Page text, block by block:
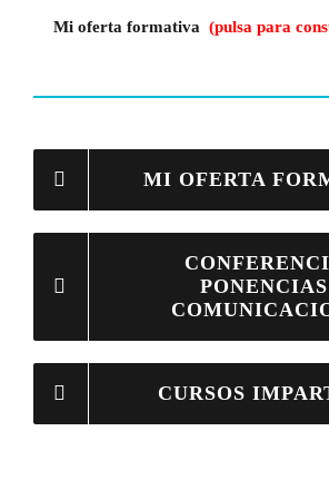
Mi oferta formativa (pulsa para
MI OFERTA
CURSOS